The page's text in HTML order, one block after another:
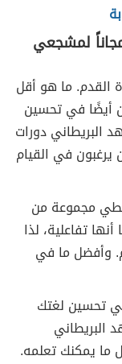
لمشجعي
القدم. ما هو أقل
أيضًا في تحسين
البريطاني دورات
يرغبون في القيام
مجموعة من
تفاعلية، لذا
وأفضل ما في
تحسين لغتك
البريطاني
ما يمكنك تعلمه.